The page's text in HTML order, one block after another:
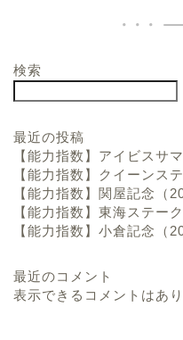
検索
最近の投稿
【能力指数】アイビスサ
【能力指数】クイーンス
【能力指数】関屋記念（
【能力指数】東海ステー
【能力指数】小倉記念（
最近のコメント
表示できるコメントはあり